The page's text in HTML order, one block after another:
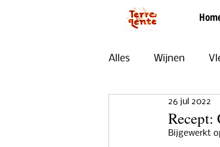
Alles Wijnen
Recept:
26 jul 2022
Bijgewerkt